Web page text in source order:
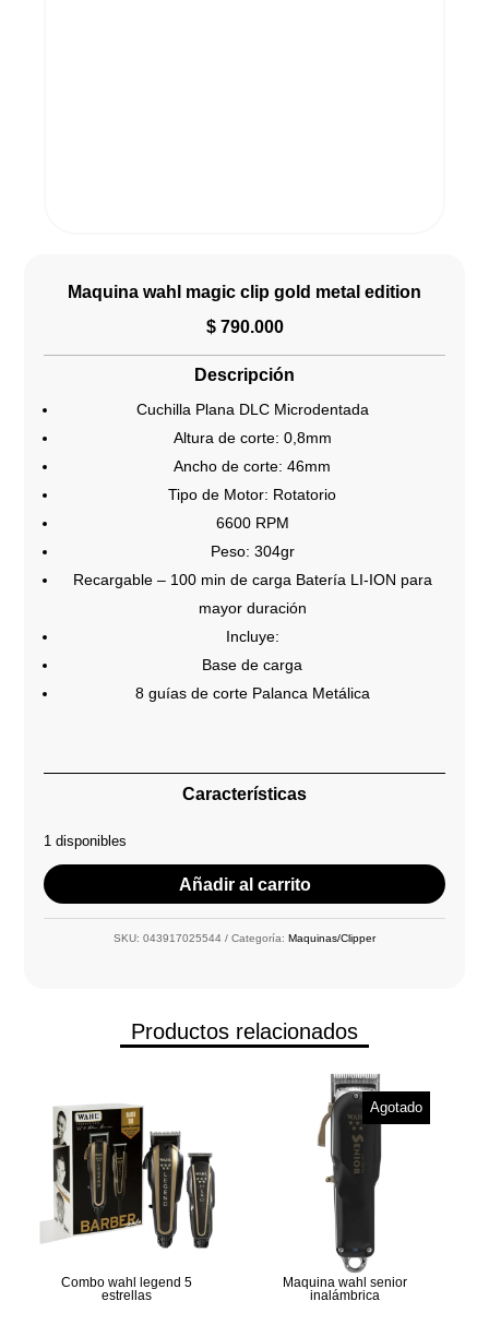
Maquina wahl magic clip gold metal edition
$790.000
Descripción
Cuchilla Plana DLC Microdentada
Altura de corte: 0,8mm
Ancho de corte: 46mm
Tipo de Motor: Rotatorio
6600 RPM
Peso: 304gr
Recargable – 100 min de carga Batería LI-ION para
mayor duración
Incluye:
Base de carga
8 guías de corte Palanca Metálica
Características
1 disponibles
Añadir al carrito
SKU: 043917025544 Categoría: Maquinas/Clipper
Productos relacionados
Combo wahl legend 5
estrellas
Agotado
Maquina wahl senior
inalámbrica